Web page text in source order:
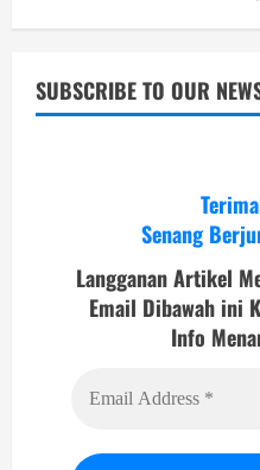
SUBSCRIBE TO OUR
Senang
Langganan Artikel
Email Dibawah ini
Info